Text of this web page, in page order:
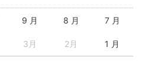
9 月 8 月 7 月
3月 2月 1 月